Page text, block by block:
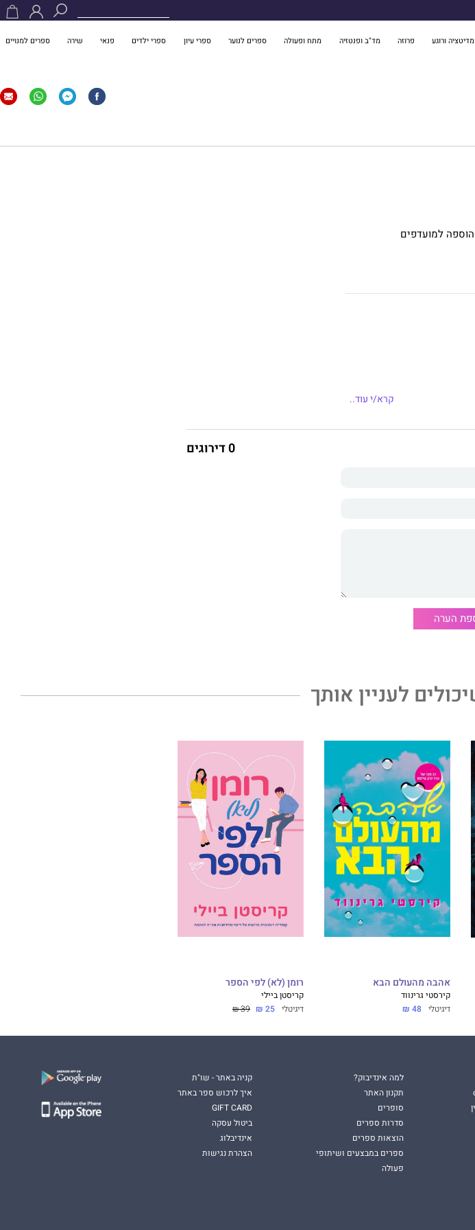
ורוגע פרוזה מד"ב ופנטזיה מתח ופעולה ספרים לנוער ספרי עיון ספרי ילדים פנאי שירה ספרים למנויים
הוספה למועדפים
מהם - שם אחד בכל
אי פעם. ס.ט אבי כתבה
קרא/י עוד..
0 דירוגים
הערה
לעניין אותך
אהבה מהעולם הבא
קירסטי גרינווד
דיגיטלי 48 ₪
רומן (לא) לפי הספר
קריסטן ביילי
דיגיטלי 25 ₪
39 ₪
למה אינדיבוק?
תקנון האתר
סופרים
סדרות ספרים
הוצאות ספרים
ספרים במבצעים ושיתופי
פעולה
קניה באתר - שו"ת
איך לרכוש ספר באתר
GIFT CARD
ביטול עסקה
אינדיבלוג
הצהרת נגישות